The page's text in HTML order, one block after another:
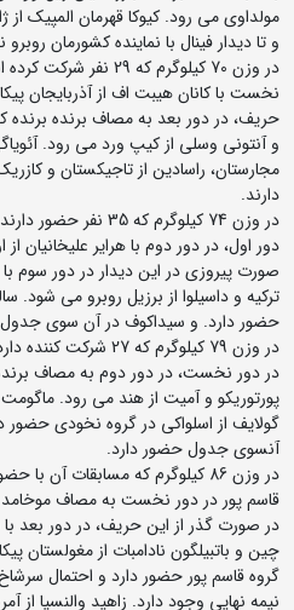
مولداوی می رود. کیوکا قهرمان المپیک
و تا دیدار فینال با نماینده کشورمان
در وزن 70 کیلوگرم که
نخست با کانان هیبت اف از آذربایجان
حریف، در دور بعد به مصاف برنده برنده
و آنتونی وسلی از کیپ ورد می رود.
مجارستان، راسادین از تاجیکستان و
دارند.
در وزن 74 کیلوگرم
دور اول، در دور دوم با هرایر علیخانیان
صورت پیروزی در این دیدار در دور سوم با
ترکیه و داسیلوا از برزیل روبرو می شود.
حضور دارد. و سیداکوف در آن سوی جدول
در وزن 79 کیلوگرم
در دور نخست، در دور دوم به مصاف
پورتوریکو و آمیت از هند می رود.
گولایف از اسلواکی در گروه نخودی
آنسوی جدول حضور دارد.
قاسم پور در دور نخست به مصاف موخامد
در صورت گذر از این حریف، در دور بعد
چین و باتبیلگون نادامبات از مغولستان
گروه قاسم پور حضور دارد و احتمال
نیمه نهایی وجود دارد. زاهید والنسیا از